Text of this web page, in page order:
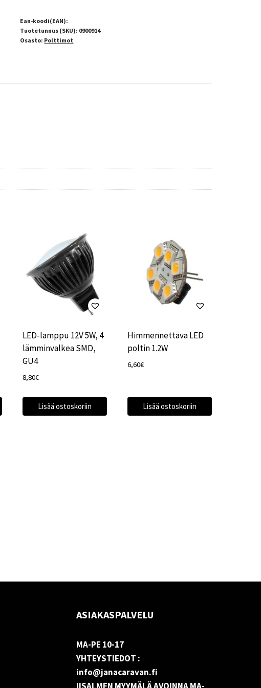
Ean-koodi(EAN):
Tuotetunnus (SKU): 0900914
Osasto: Polttimot
LED-lamppu 12V 5W, 4
lämminvalkea SMD,
GU4
8,80€
Lisää ostoskoriin
Himmennettävä LED
poltin 1.2W
6,60€
Lisää ostoskoriin
ASIAKASPALVELU
MA-PE 10-17
YHTEYSTIEDOT :
info@janacaravan.fi
IISALMEN MYYMÄLÄ AVOINNA MA-